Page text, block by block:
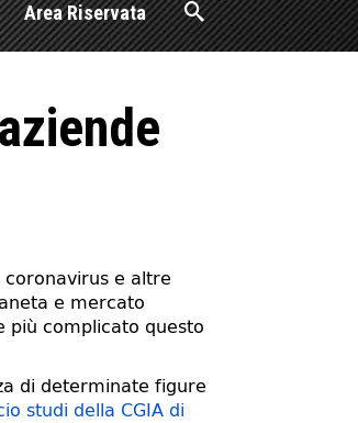
Area Riservata
e altre
e mercato
più complicato questo
di determinate figure
studi della CGIA di